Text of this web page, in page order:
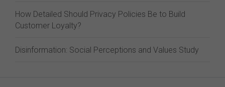
How Detailed Should Privacy Policies Be to Build
Customer Loyalty?
Disinformation: Social Perceptions and Values Study